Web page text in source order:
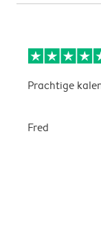
Prachtige
Fred